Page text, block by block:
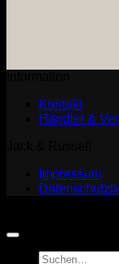
Kontakt
Händler &
Impressum
Suchen